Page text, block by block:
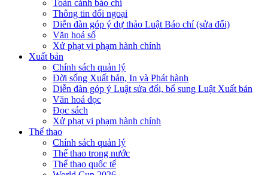
Toàn cảnh báo chí
Thông tin đối ngoại
Diễn đàn góp ý dự thảo Luật Báo chí (sửa đổi)
Văn hoá số
Xử phạt vi phạm hành chính
Xuất bản
Chính sách quản lý
Đời sống Xuất bản, In và Phát hành
Diễn đàn góp ý Luật sửa đổi, bổ sung Luật Xuất bản
Văn hoá đọc
Đọc sách
Xử phạt vi phạm hành chính
Thể thao
Chính sách quản lý
Thể thao trong nước
Thể thao quốc tế